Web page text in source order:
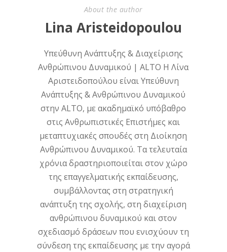
About the author
Lina Aristeidopoulou
Υπεύθυνη Ανάπτυξης & Διαχείρισης
Ανθρώπινου Δυναμικού | ALTO Η Λίνα
Αριστειδοπούλου είναι Υπεύθυνη
Ανάπτυξης & Ανθρώπινου Δυναμικού
στην ALTO, με ακαδημαϊκό υπόβαθρο
στις Ανθρωπιστικές Επιστήμες και
μεταπτυχιακές σπουδές στη Διοίκηση
Ανθρώπινου Δυναμικού. Τα τελευταία
χρόνια δραστηριοποιείται στον χώρο
της επαγγελματικής εκπαίδευσης,
συμβάλλοντας στη στρατηγική
ανάπτυξη της σχολής, στη διαχείριση
ανθρώπινου δυναμικού και στον
σχεδιασμό δράσεων που ενισχύουν τη
σύνδεση της εκπαίδευσης με την αγορά